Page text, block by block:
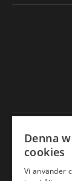
Denna
cookies
Vi använder